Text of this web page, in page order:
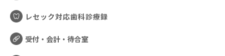
レセック対応歯科診療録
受付・会計・待合室